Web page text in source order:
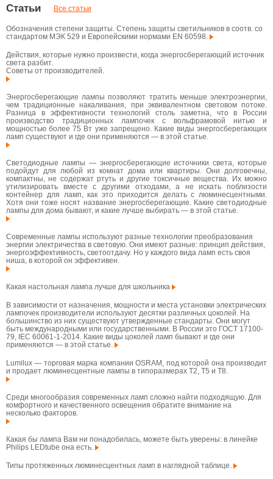
Статьи Все статьи
Обозначения степени защиты. Степень защиты светильников в соотв. со
стандартом МЭК 529 и Европейскими нормами EN 60598.
Действия, которые нужно произвести, когда энергосберегающий источник
света разбит.
Советы от производителей.
Энергосберегающие лампы позволяют тратить меньше электроэнергии,
чем традиционные накаливания, при эквивалентном световом потоке.
Разница в эффективности технологий столь заметна, что в России
производство традиционных лампочек с вольфрамовой нитью и
мощностью более 75 Вт уже запрещено. Какие виды энергосберегающих
ламп существуют и где они применяются — в этой статье.
Светодиодные лампы — энергосберегающие источники света, которые
подойдут для любой из комнат дома или квартиры. Они долговечны,
компактны, не содержат ртуть и другие токсичные вещества. Их можно
утилизировать вместе с другими отходами, а не искать поблизости
контейнер для ламп, как это приходится делать с люминесцентными.
Хотя они тоже носят название энергосберегающие. Какие светодиодные
лампы для дома бывают, и какие лучше выбирать — в этой статье.
Современные лампы используют разные технологии преобразования
энергии электричества в световую. Они имеют разные: принцип действия,
энергоэффективность, светоотдачу. Но у каждого вида ламп есть своя
ниша, в которой он эффективен.
Какая настольная лампа лучше для школьника
В зависимости от назначения, мощности и места установки электрических
лампочек производители используют десятки различных цоколей. На
большинство из них существуют утвержденные стандарты. Они могут
быть международными или государственными. В России это ГОСТ 17100-
79, IEC 60061-1-2014. Какие виды цоколей ламп бывают и где они
применяются — в этой статье.
Lumilux — торговая марка компании OSRAM, под которой она производит
и продает люминесцентные лампы в типоразмерах T2, T5 и T8.
Среди многообразия современных ламп сложно найти подходящую. Для
комфортного и качественного освещения обратите внимание на
несколько факторов.
Какая бы лампа Вам ни понадобилась, можете быть уверены: в линейке
Philips LEDtube она есть.
Типы протяженных люминесцентных ламп в наглядной таблице.